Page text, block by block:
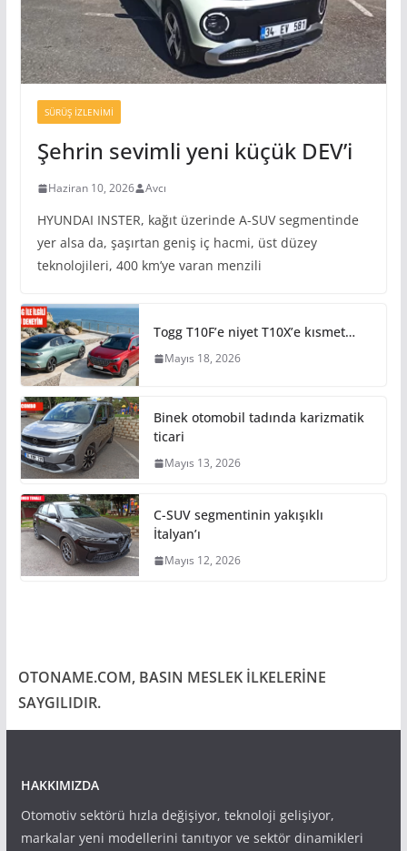
SÜRÜŞ İZLENIMI
Şehrin sevimli yeni küçük DEV’i
Haziran 10, 2026 Avcı
HYUNDAI INSTER, kağıt üzerinde A-SUV segmentinde
yer alsa da, şaşırtan geniş iç hacmi, üst düzey
teknolojileri, 400 km’ye varan menzili
Togg T10F’e niyet T10X’e kısmet…
Mayıs 18, 2026
Binek otomobil tadında karizmatik
ticari
Mayıs 13, 2026
C-SUV segmentinin yakışıklı
İtalyan’ı
Mayıs 12, 2026
OTONAME.COM, BASIN MESLEK İLKELERİNE
SAYGILIDIR.
HAKKIMIZDA
Otomotiv sektörü hızla değişiyor, teknoloji gelişiyor,
markalar yeni modellerini tanıtıyor ve sektör dinamikleri